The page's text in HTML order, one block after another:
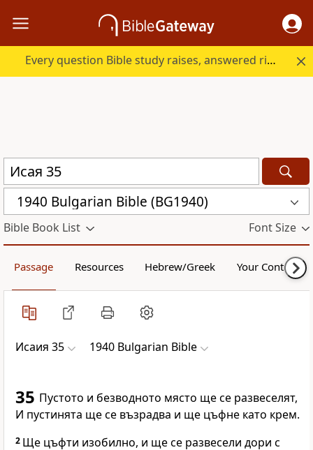
Every question Bible study raises, answered right here.
1940 Bulgarian Bible (BG1940)
Bible Book List Font Size
Passage Resources Hebrew/Greek Your Content
Исаия 35 1940 Bulgarian Bible
35 Пустото и безводното място ще се развеселят,
И пустинята ще се възрадва и ще цъфне като крем.
2 Ще цъфти изобилно, и ще се развесели дори с